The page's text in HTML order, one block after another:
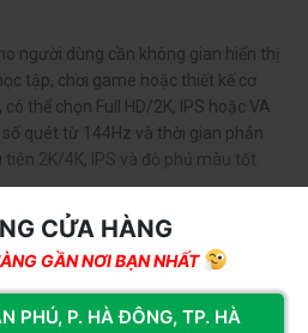
người dùng cần không gian hiển thị
tập, chơi game hoặc thiết kế cơ
thể chọn Full HD/2K, IPS hoặc VA.
quét từ 144Hz và thời gian phản
2K/4K, IPS và độ phủ màu tốt.
CỬA HÀNG
GẦN NƠI BẠN NHẤT
PHÚ, P. HÀ ĐÔNG, TP. HÀ